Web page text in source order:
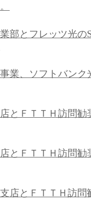
部とフレッツ光の
業、ソフトバンク
とＦＴＴＨ訪問勧
とＦＴＴＨ訪問勧
店とＦＴＴＨ訪問